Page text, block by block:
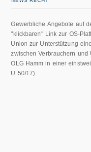
Gewerbliche Angebote auf
"klickbaren" Link zur OS-
Union zur Unterstützung
zwischen Verbrauchern
OLG Hamm in einer
U 50/17).